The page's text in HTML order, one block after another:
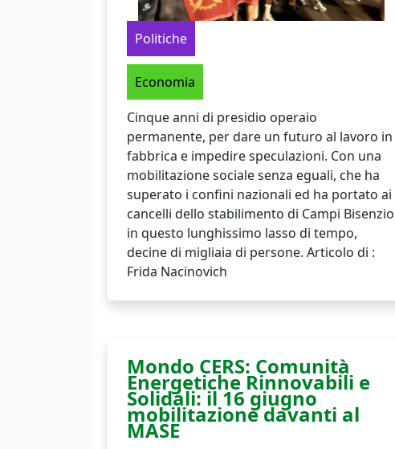
Politiche
Economia
Cinque anni di presidio operaio
permanente, per dare un futuro al lavoro in
fabbrica e impedire speculazioni. Con una
mobilitazione sociale senza eguali, che ha
superato i confini nazionali ed ha portato ai
cancelli dello stabilimento di Campi Bisenzio
in questo lunghissimo lasso di tempo,
decine di migliaia di persone. Articolo di :
Frida Nacinovich
Mondo CERS: Comunità
Energetiche Rinnovabili e
Solidali: il 16 giugno
mobilitazione davanti al
MASE